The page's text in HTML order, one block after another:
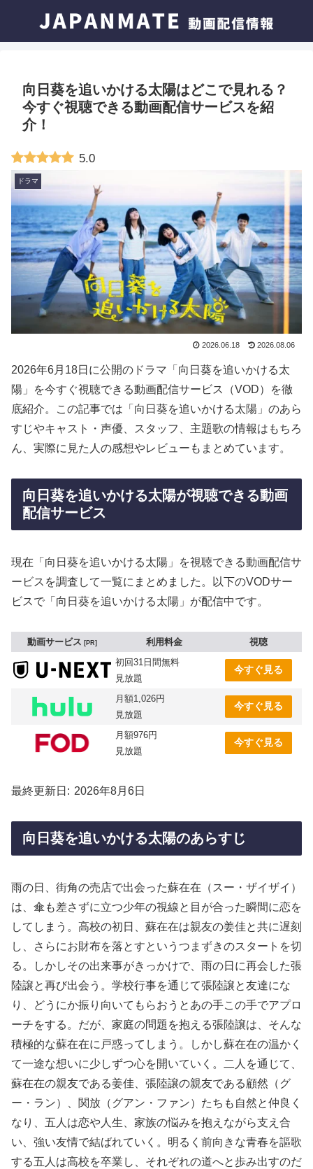
向日葵を追いかける太陽はどこで見れる？
今すぐ視聴できる動画配信サービスを紹
介！
5.0
ドラマ
2026.06.18 2026.08.06
2026年6月18日に公開のドラマ「向日葵を追いかける太
陽」を今すぐ視聴できる動画配信サービス（VOD）を徹
底紹介。この記事では「向日葵を追いかける太陽」のあら
すじやキャスト・声優、スタッフ、主題歌の情報はもちろ
ん、実際に見た人の感想やレビューもまとめています。
向日葵を追いかける太陽が視聴できる動画
配信サービス
現在「向日葵を追いかける太陽」を視聴できる動画配信サ
ービスを調査して一覧にまとめました。以下のVODサー
ビスで「向日葵を追いかける太陽」が配信中です。
動画サービス PR 利用料金
視聴
初回31日間無料
見放題
今すぐ見る
月額1,026円
見放題
今すぐ見る
月額976円
見放題
今すぐ見る
最終更新日 2026年8月6日
向日葵を追いかける太陽のあらすじ
雨の日、街角の売店で出会った蘇在在（スー・ザイザイ）
は、傘も差さずに立つ少年の視線と目が合った瞬間に恋を
してしまう。高校の初日、蘇在在は親友の姜佳と共に遅刻
し、さらにお財布を落とすというつまずきのスタートを切
る。しかしその出来事がきっかけで、雨の日に再会した張
陸譲と再び出会う。学校行事を通じて張陸譲と友達にな
り、どうにか振り向いてもらおうとあの手この手でアプロ
ーチをする。だが、家庭の問題を抱える張陸譲は、そんな
積極的な蘇在在に戸惑ってしまう。しかし蘇在在の温かく
て一途な想いに少しずつ心を開いていく。二人を通じて、
蘇在在の親友である姜佳、張陸譲の親友である顧然（グ
ー・ラン）、関放（グアン・ファン）たちも自然と仲良く
なり、五人は恋や人生、家族の悩みを抱えながら支え合
い、強い友情で結ばれていく。明るく前向きな青春を謳歌
する五人は高校を卒業し、それぞれの道へと歩み出すのだ